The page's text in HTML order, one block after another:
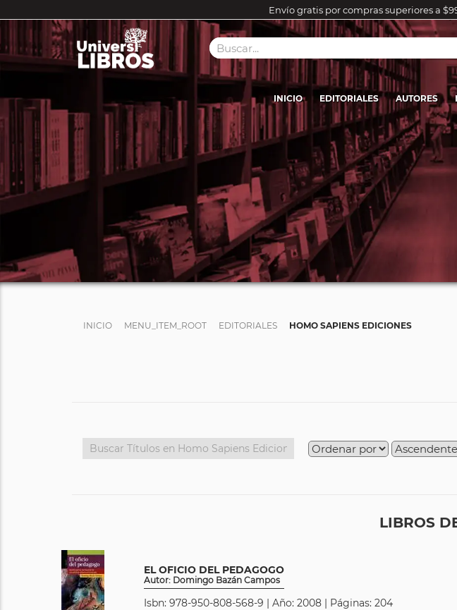
Envío gratis por compras superiores a
INICIO EDITORIALES AUTORES
INICIO MENU_ITEM_ROOT EDITORIALES HOMO SAPIENS EDICIONES
LIBROS
EL OFICIO DEL PEDAGOGO
Autor: Domingo Bazán Campos
Isbn: 978-950-808-568-9 | Año: 2008 | Páginas: 204